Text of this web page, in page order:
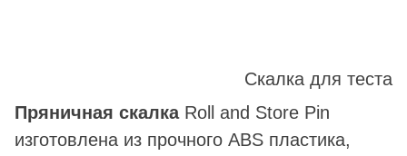
Скалка для теста
Пряничная скалкаRoll and Store Pin
изготовлена из прочного ABS пластика,